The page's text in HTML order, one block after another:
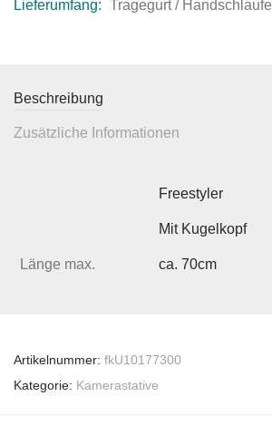
Lieferumfang: Tragegurt / Handschlaufe
Beschreibung
Zusätzliche Informationen
Freestyler
Mit Kugelkopf
Länge max. ca. 70cm
Artikelnummer: fkU10177300
Kategorie: Kamerastative